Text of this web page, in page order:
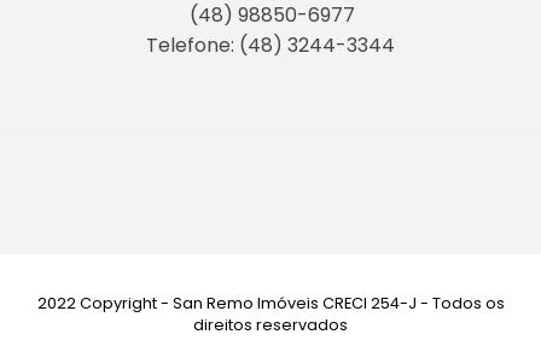
(48) 98850-6977
Telefone: (48) 3244-3344
2022 Copyright - San Remo Imóveis CRECI 254-J - Todos os
direitos reservados